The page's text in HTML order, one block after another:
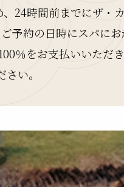
24時間前までにザ・
予約の日時にスパに
％をお支払いいただ
い。